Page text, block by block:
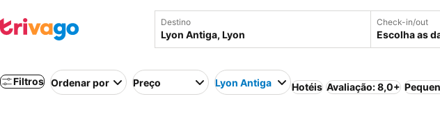
Destino Check-in/out
Escolha as
Filtros Ordenar por Preço Lyon Antiga Hotéis Avaliação: 8,0+